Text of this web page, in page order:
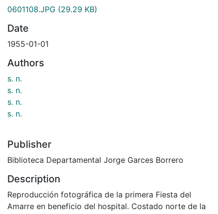
0601108.JPG (29.29 KB)
Date
1955-01-01
Authors
s. n.
s. n.
s. n.
s. n.
Publisher
Biblioteca Departamental Jorge Garces Borrero
Description
Reproducción fotográfica de la primera Fiesta del
Amarre en beneficio del hospital. Costado norte de la